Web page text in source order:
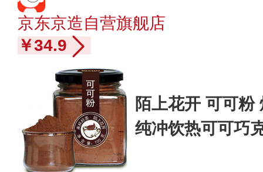
京东京造自营旗舰店
￥34.9
陌上花开 可可粉
纯冲饮热可可巧